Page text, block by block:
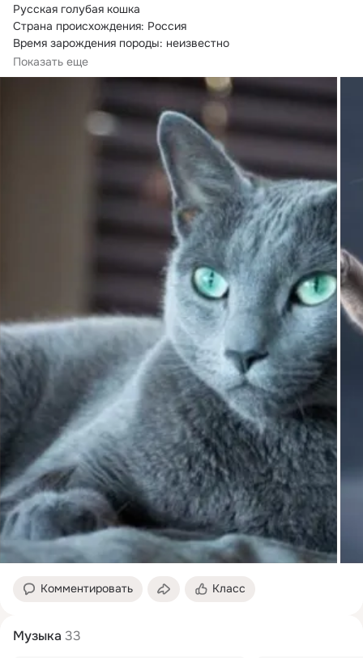
Русская голубая кошка
Страна происхождения: Россия
Время зарождения породы: неизвестно
Вес: 2 - 7 кг
Оценка характеристик породы
Показать еще
Комментировать Класс
Музыка 33